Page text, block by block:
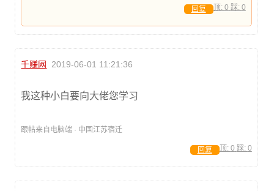
顶: 0 踩: 0
回复
千赚网 2019-06-01 11:21:36
我这种小白要向大佬您学习
跟帖来自电脑端 · 中国江苏宿迁
顶: 0 踩: 0
回复